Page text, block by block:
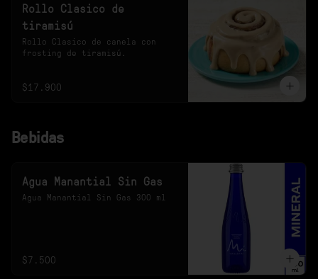
Rollo Clasico de
tiramisú
Rollo Clasico de canela con
frosting de tiramisú.
$17.900
Bebidas
Agua Manantial Sin Gas
Agua Manantial Sin Gas 300 ml
$7.500